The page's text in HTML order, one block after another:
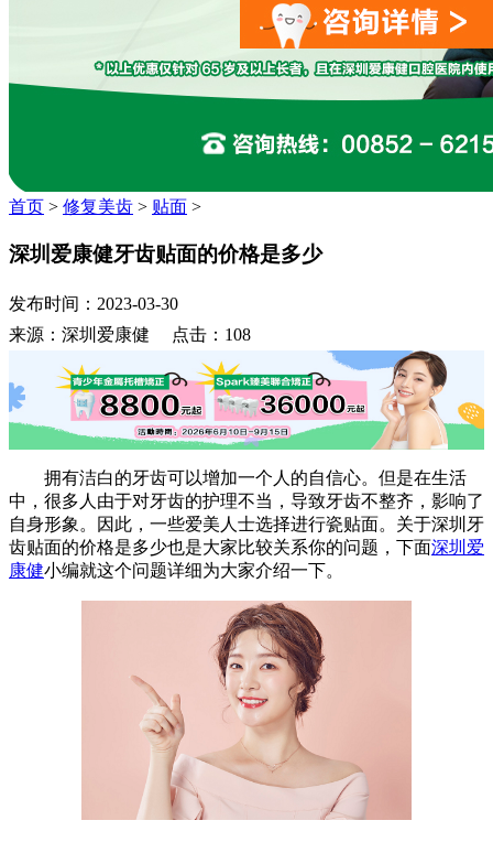
首页 > 修复美齿 > 贴面 >
深圳爱康健牙齿贴面的价格是多少
发布时间：2023-03-30
来源：深圳爱康健 点击：108
拥有洁白的牙齿可以增加一个人的自信心。但是在生活
中，很多人由于对牙齿的护理不当，导致牙齿不整齐，影响了
自身形象。因此，一些爱美人士选择进行瓷贴面。关于深圳牙
齿贴面的价格是多少也是大家比较关系你的问题，下面深圳爱
康健小编就这个问题详细为大家介绍一下。